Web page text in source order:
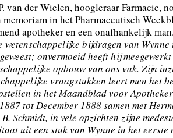
van der Wielen, hoogleraar Farmacie,
memoriam in het Pharmaceutisch
apotheker en een onafhankelijk
wetenschappelijke bijdragen van
onvermoeid heeft hij
opbouw van ons vak. Zijn
vraagstukken leert men het
in het Maandblad voor
tot December 1888 samen met
B. Schmidt, in vele opzichten zijne
uit een stuk van Wynne in het eerste